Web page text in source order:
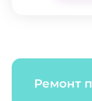
Ремонт